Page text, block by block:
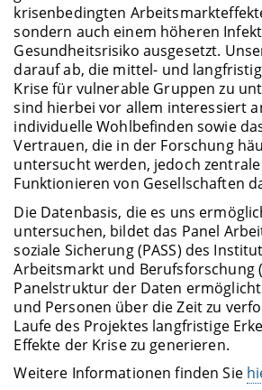
krisenbedingten
sondern auch einem höheren
Gesundheitsrisiko ausgesetzt.
darauf ab, die mittel- und
Krise für vulnerable Gruppen zu
sind hierbei vor allem interessiert
individuelle Wohlbefinden sowie
Vertrauen, die in der Forschung
untersucht werden, jedoch
Funktionieren von Gesellschaften
Die Datenbasis, die es uns
untersuchen, bildet das Panel
soziale Sicherung (PASS) des
Arbeitsmarkt und Berufsforschung
Panelstruktur der Daten
und Personen über die Zeit zu
Laufe des Projektes langfristige
Effekte der Krise zu generieren.
Weitere Informationen finden Sie